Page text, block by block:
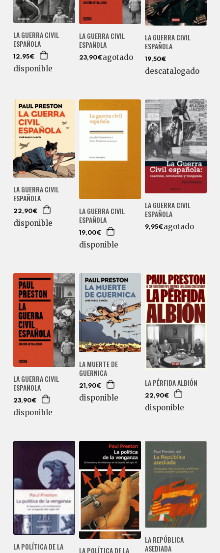
LA GUERRA CIVIL
ESPAÑOLA
12,95€
disponible
LA GUERRA CIVIL
ESPAÑOLA
23,90€agotado
LA GUERRA CIVIL
ESPAÑOLA
19,50€
descatalogado
LA GUERRA CIVIL
ESPAÑOLA
22,90€
disponible
LA GUERRA CIVIL
ESPAÑOLA
19,00€
disponible
LA GUERRA CIVIL
ESPAÑOLA
9,95€agotado
LA GUERRA CIVIL
ESPAÑOLA
23,90€
disponible
LA MUERTE DE
GUERNICA
21,90€
disponible
LA PÉRFIDA ALBIÓN
22,90€
disponible
LA POLÍTICA DE LA
LA POLÍTICA DE LA
LA REPÚBLICA
ASEDIADA